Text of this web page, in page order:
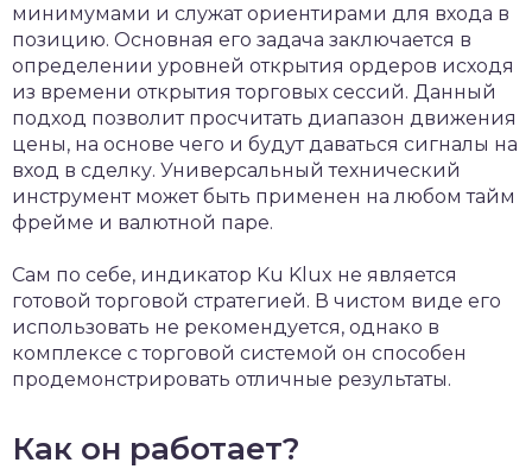
минимумами и служат ориентирами для входа в
позицию. Основная его задача заключается в
определении уровней открытия ордеров исходя
из времени открытия торговых сессий. Данный
подход позволит просчитать диапазон движения
цены, на основе чего и будут даваться сигналы на
вход в сделку. Универсальный технический
инструмент может быть применен на любом тайм
фрейме и валютной паре.
Сам по себе, индикатор Ku Klux не является
готовой торговой стратегией. В чистом виде его
использовать не рекомендуется, однако в
комплексе с торговой системой он способен
продемонстрировать отличные результаты.
Как он работает?